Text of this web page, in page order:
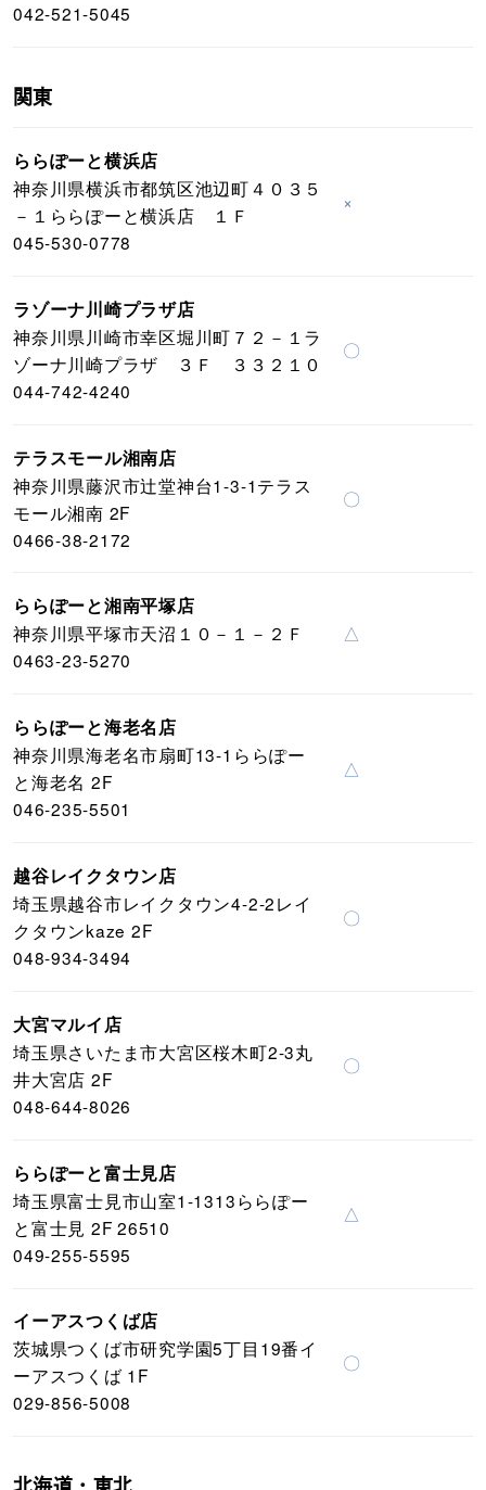
042-521-5045
関東
ららぽーと横浜店
神奈川県横浜市都筑区池辺町４０３５
－１ららぽーと横浜店 １Ｆ
045-530-0778
×
ラゾーナ川崎プラザ店
神奈川県川崎市幸区堀川町７２－１ラ
ゾーナ川崎プラザ ３Ｆ ３３２１０
044-742-4240
〇
テラスモール湘南店
神奈川県藤沢市辻堂神台1-3-1テラス
モール湘南 2F
0466-38-2172
〇
ららぽーと湘南平塚店
神奈川県平塚市天沼１０－１－２Ｆ
0463-23-5270
△
ららぽーと海老名店
神奈川県海老名市扇町13-1ららぽー
と海老名 2F
046-235-5501
△
越谷レイクタウン店
埼玉県越谷市レイクタウン4-2-2レイ
クタウンkaze 2F
048-934-3494
〇
大宮マルイ店
埼玉県さいたま市大宮区桜木町2-3丸
井大宮店 2F
048-644-8026
〇
ららぽーと富士見店
埼玉県富士見市山室1-1313ららぽー
と富士見 2F 26510
049-255-5595
△
イーアスつくば店
茨城県つくば市研究学園5丁目19番イ
ーアスつくば 1F
029-856-5008
〇
北海道・東北